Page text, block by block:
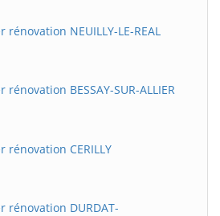
NEUILLY-LE-REAL
BESSAY-SUR-ALLIER
rénovation CERILLY
rénovation DURDAT-